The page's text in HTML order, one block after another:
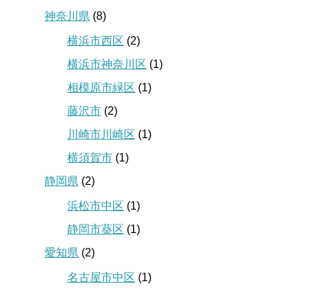
神奈川県 (8)
横浜市西区 (2)
横浜市神奈川区 (1)
相模原市緑区 (1)
藤沢市 (2)
川崎市川崎区 (1)
横須賀市 (1)
静岡県 (2)
浜松市中区 (1)
静岡市葵区 (1)
愛知県 (2)
名古屋市中区 (1)